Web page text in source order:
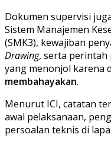
Dokumen supervisi
Sistem Manajemen
(SMK3), kewajiban
Drawing, serta perintah
yang menonjol karena
membahayakan.
Menurut ICI, catatan
awal pelaksanaan,
persoalan teknis di